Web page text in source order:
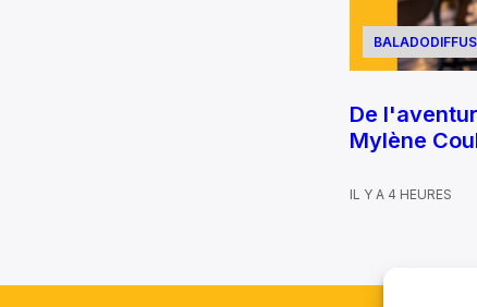
De
Mylène
IL Y A 4 HEURES